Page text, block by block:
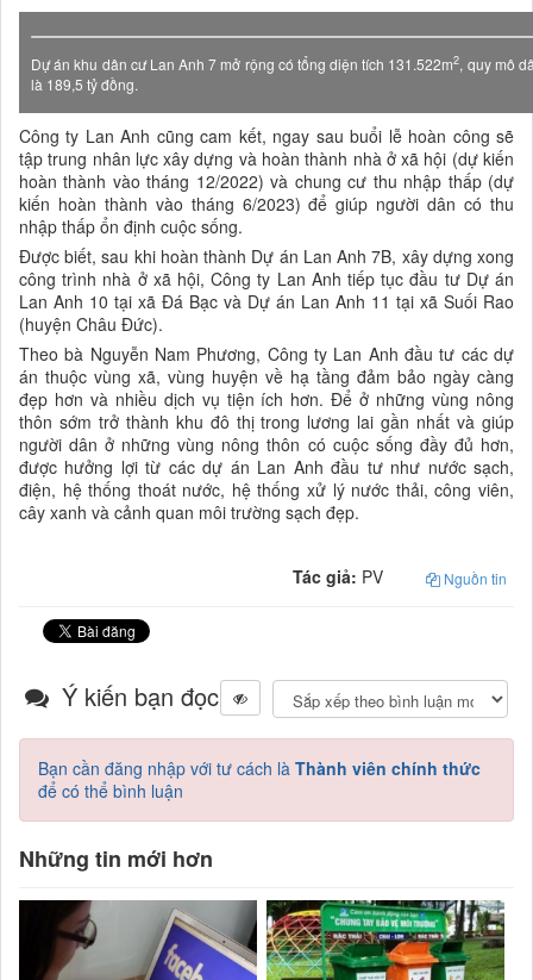
Dự án khu dân cư Lan Anh 7 mở rộng có tổng diện tích 131.522m2, quy mô
là 189,5 tỷ đồng.
Công ty Lan Anh cũng cam kết, ngay sau buổi lễ hoàn công sẽ
tập trung nhân lực xây dựng và hoàn thành nhà ở xã hội (dự kiến
hoàn thành vào tháng 12/2022) và chung cư thu nhập thấp (dự
kiến hoàn thành vào tháng 6/2023) để giúp người dân có thu
nhập thấp ổn định cuộc sống.
Được biết, sau khi hoàn thành Dự án Lan Anh 7B, xây dựng xong
công trình nhà ở xã hội, Công ty Lan Anh tiếp tục đầu tư Dự án
Lan Anh 10 tại xã Đá Bạc và Dự án Lan Anh 11 tại xã Suối Rao
(huyện Châu Đức).
Theo bà Nguyễn Nam Phương, Công ty Lan Anh đầu tư các dự
án thuộc vùng xã, vùng huyện về hạ tầng đảm bảo ngày càng
đẹp hơn và nhiều dịch vụ tiện ích hơn. Để ở những vùng nông
thôn sớm trở thành khu đô thị trong lương lai gần nhất và giúp
người dân ở những vùng nông thôn có cuộc sống đầy đủ hơn,
được hưởng lợi từ các dự án Lan Anh đầu tư như nước sạch,
điện, hệ thống thoát nước, hệ thống xử lý nước thải, công viên,
cây xanh và cảnh quan môi trường sạch đẹp.
Tác giả: PV Nguồn tin
Ý kiến bạn đọc
Bạn cần đăng nhập với tư cách là Thành viên chính thức
để có thể bình luận
Những tin mới hơn